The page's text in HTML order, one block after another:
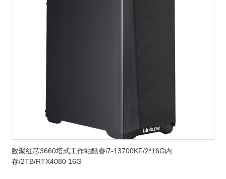
数聚红芯3660塔式工作站酷睿i7-13700KF/2*16G内
存/2TB/RTX4080 16G